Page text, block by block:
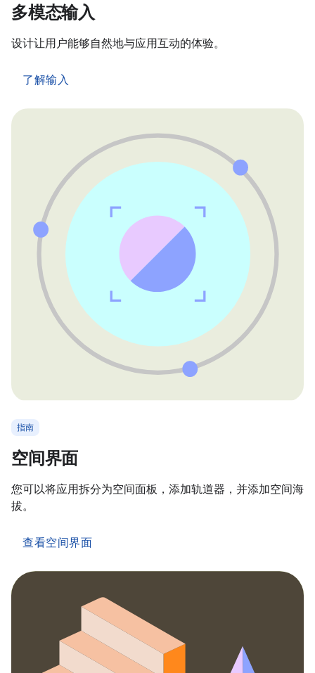
多模态输入
设计让用户能够自然地与应用互动的体验。
了解输入
指南
空间界面
您可以将应用拆分为空间面板，添加轨道器，并添加空间海
拔。
查看空间界面